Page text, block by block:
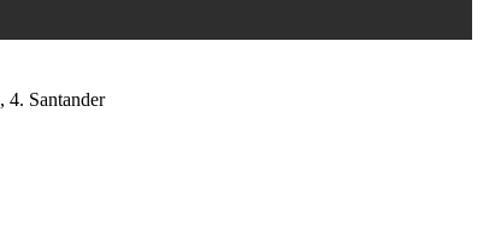
4. Santander